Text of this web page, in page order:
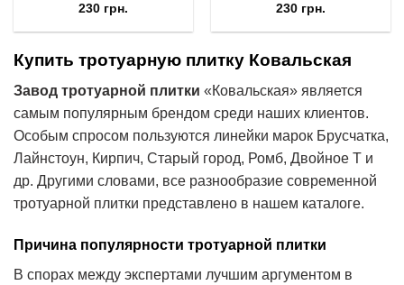
230 грн. 230 грн.
Купить тротуарную плитку Ковальская
Завод тротуарной плитки «Ковальская» является
самым популярным брендом среди наших клиентов.
Особым спросом пользуются линейки марок Брусчатка,
Лайнстоун, Кирпич, Старый город, Ромб, Двойное Т и
др. Другими словами, все разнообразие современной
тротуарной плитки представлено в нашем каталоге.
Причина популярности тротуарной плитки
В спорах между экспертами лучшим аргументом в